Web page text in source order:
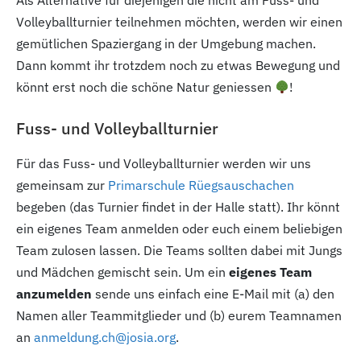
Volleyballturnier teilnehmen möchten, werden wir einen
gemütlichen Spaziergang in der Umgebung machen.
Dann kommt ihr trotzdem noch zu etwas Bewegung und
könnt erst noch die schöne Natur geniessen
!
Fuss- und Volleyballturnier
Für das Fuss- und Volleyballturnier werden wir uns
gemeinsam zur Primarschule Rüegsauschachen
begeben (das Turnier findet in der Halle statt). Ihr könnt
ein eigenes Team anmelden oder euch einem beliebigen
Team zulosen lassen. Die Teams sollten dabei mit Jungs
und Mädchen gemischt sein. Um ein eigenes Team
anzumelden sende uns einfach eine E-Mail mit (a) den
Namen aller Teammitglieder und (b) eurem Teamnamen
an anmeldung.ch@josia.org.